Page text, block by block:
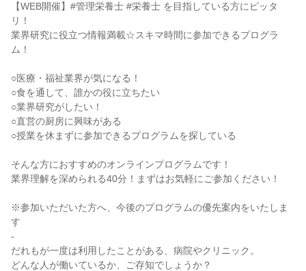
【WEB開催】#管理栄養士 #栄養士 を目指している方にピッタ
リ！
業界研究に役立つ情報満載☆スキマ時間に参加できるプログラ
ム！
○医療・福祉業界が気になる！
○食を通して、誰かの役に立ちたい
○業界研究がしたい！
○直営の厨房に興味がある
○授業を休まずに参加できるプログラムを探している
そんな方におすすめのオンラインプログラムです！
業界理解を深められる40分！まずはお気軽にご参加ください！
※参加いただいた方へ、今後のプログラムの優先案内をいたしま
す
-
だれもが一度は利用したことがある、病院やクリニック。
どんな人が働いているか、ご存知でしょうか？